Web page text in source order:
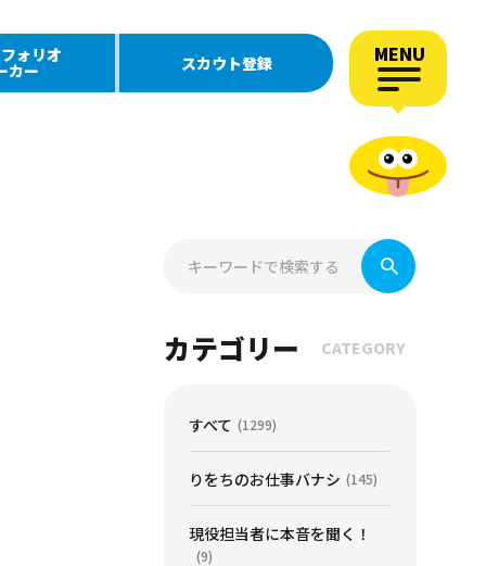
ォリオ
カー スカウト登録 MENU
カテゴリー CATEGORY
すべて (1299)
りをちのお仕事バナシ (145)
現役担当者に本音を聞く！
(9)